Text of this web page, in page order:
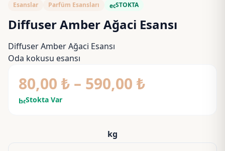
Esanslar Parfüm Esansları ecoSTOKTA
Diffuser Amber Ağaci Esansı
Diffuser Amber Ağaci Esansı
Oda kokusu esansı
80,00 ₺ – 590,00 ₺Fiyat
-
boltStokta Var
kg